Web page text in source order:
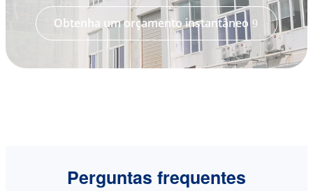
Obtenha um orçamento instantâneo
Perguntas frequentes